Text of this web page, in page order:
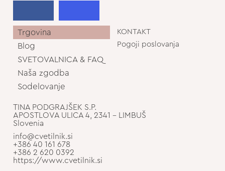
Trgovina
Blog
SVETOVALNICA & FAQ
Naša zgodba
Sodelovanje
KONTAKT
Pogoji poslovanja
TINA PODGRAJŠEK S.P.
APOSTLOVA ULICA 4, 2341 - LIMBUŠ
Slovenia
info@cvetilnik.si
+386 40 161 678
+386 2 620 0392
https://www.cvetilnik.si